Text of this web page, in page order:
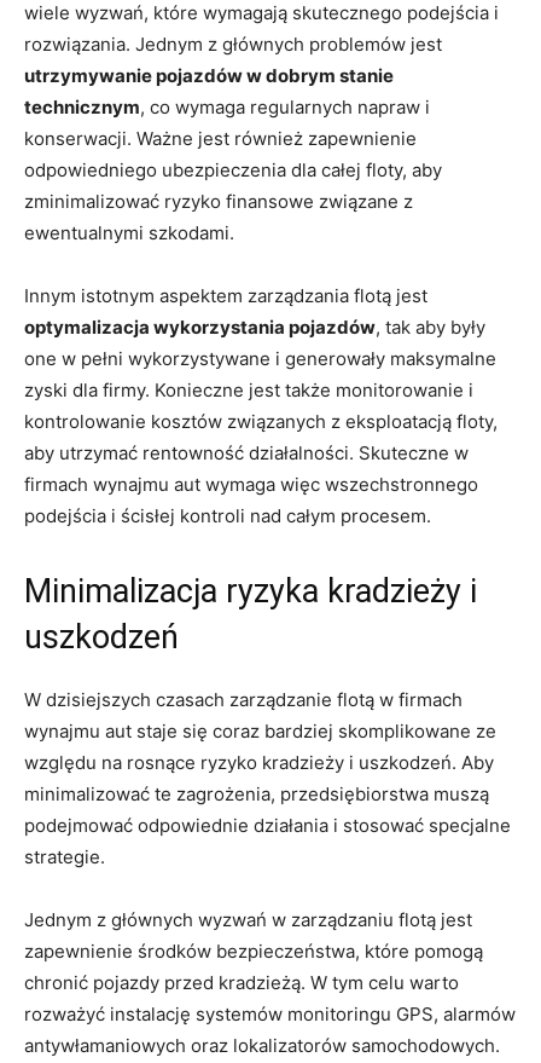
wiele ⁤wyzwań, które wymagają skutecznego ⁣podejścia i
rozwiązania. Jednym z głównych problemów jest
utrzymywanie pojazdów w dobrym stanie
technicznym,⁣ co wymaga regularnych​ napraw ‌i
konserwacji. Ważne jest również zapewnienie
odpowiedniego ubezpieczenia‍ dla całej⁣ floty, aby
zminimalizować ryzyko finansowe związane ‌z⁣
ewentualnymi szkodami.
Innym istotnym aspektem zarządzania‌ flotą jest
optymalizacja ⁤wykorzystania pojazdów, tak aby były
one w pełni wykorzystywane i generowały maksymalne
zyski ⁤dla firmy. Konieczne jest także monitorowanie i
kontrolowanie⁢ kosztów związanych z eksploatacją floty,
aby utrzymać rentowność działalności. ​Skuteczne w⁤
firmach wynajmu aut wymaga więc wszechstronnego
podejścia⁤ i ścisłej ⁣kontroli ⁤nad całym procesem.
Minimalizacja ryzyka ⁣kradzieży ⁣i
uszkodzeń
W​ dzisiejszych czasach zarządzanie flotą w firmach
⁢wynajmu aut staje ‌się coraz ‌bardziej skomplikowane ze
względu na rosnące⁣ ryzyko kradzieży i uszkodzeń. Aby
minimalizować te zagrożenia, przedsiębiorstwa muszą
podejmować odpowiednie⁢ działania i stosować specjalne
strategie.
Jednym ⁤z głównych wyzwań w zarządzaniu flotą jest
zapewnienie środków bezpieczeństwa, które pomogą
chronić pojazdy przed kradzieżą. W tym celu warto
rozważyć instalację systemów monitoringu GPS, alarmów
antywłamaniowych ⁣oraz lokalizatorów samochodowych. ​